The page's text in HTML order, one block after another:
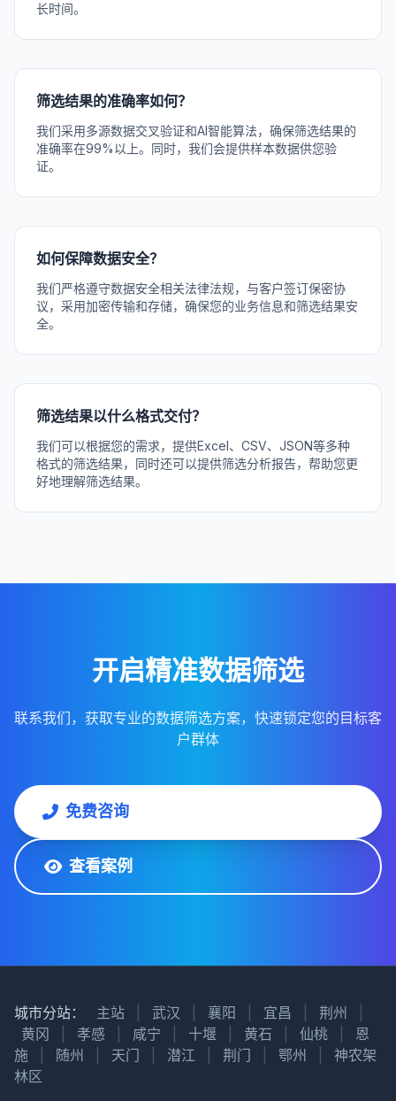
长时间。
筛选结果的准确率如何？
我们采用多源数据交叉验证和AI智能算法，确保筛选结果的
准确率在99%以上。同时，我们会提供样本数据供您验
证。
如何保障数据安全？
我们严格遵守数据安全相关法律法规，与客户签订保密协
议，采用加密传输和存储，确保您的业务信息和筛选结果安
全。
筛选结果以什么格式交付？
我们可以根据您的需求，提供Excel、CSV、JSON等多种
格式的筛选结果，同时还可以提供筛选分析报告，帮助您更
好地理解筛选结果。
开启精准数据筛选
联系我们，获取专业的数据筛选方案，快速锁定您的目标客
户群体
免费咨询
查看案例
城市分站： 主站 武汉 襄阳 宜昌 荆州
黄冈
孝感 咸宁 十堰 黄石 仙桃
恩
施
随州 天门 潜江 荆门 鄂州
神农架
林区